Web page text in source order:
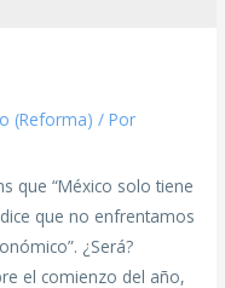
(Reforma) / Por
que “México solo tiene
que no enfrentamos
¿Será?
el comienzo del año,